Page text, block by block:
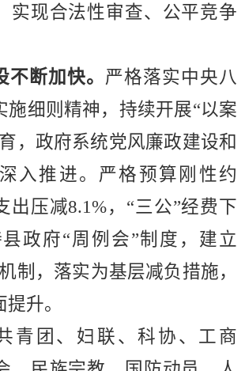
实现合法性审查、公平竞争
不断加快。 严格落实中央八
施细则精神，持续开展“以案
，政府系统党风廉政建设和
入推进。严格预算刚性约
出压减8.1% ， “三公”经费下
政府“周例会”制度，建立
制，落实为基层减负措施，
升。
青团、妇联、科协、工商